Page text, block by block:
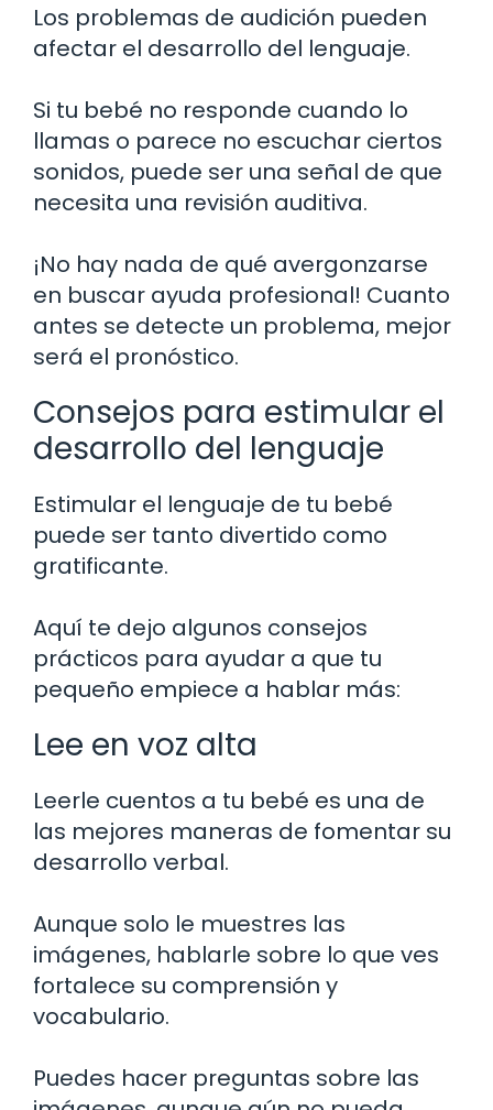
Los problemas de audición pueden
afectar el desarrollo del lenguaje.
Si tu bebé no responde cuando lo
llamas o parece no escuchar ciertos
sonidos, puede ser una señal de que
necesita una revisión auditiva.
¡No hay nada de qué avergonzarse
en buscar ayuda profesional! Cuanto
antes se detecte un problema, mejor
será el pronóstico.
Consejos para estimular el
desarrollo del lenguaje
Estimular el lenguaje de tu bebé
puede ser tanto divertido como
gratificante.
Aquí te dejo algunos consejos
prácticos para ayudar a que tu
pequeño empiece a hablar más:
Lee en voz alta
Leerle cuentos a tu bebé es una de
las mejores maneras de fomentar su
desarrollo verbal.
Aunque solo le muestres las
imágenes, hablarle sobre lo que ves
fortalece su comprensión y
vocabulario.
Puedes hacer preguntas sobre las